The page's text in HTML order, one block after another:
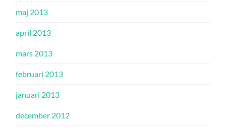
maj 2013
april 2013
mars 2013
februari 2013
januari 2013
december 2012